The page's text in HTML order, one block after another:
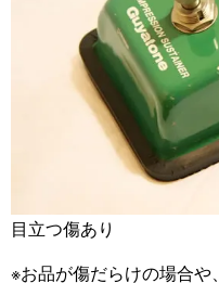
目立つ傷あり
※お品が傷だらけの場合